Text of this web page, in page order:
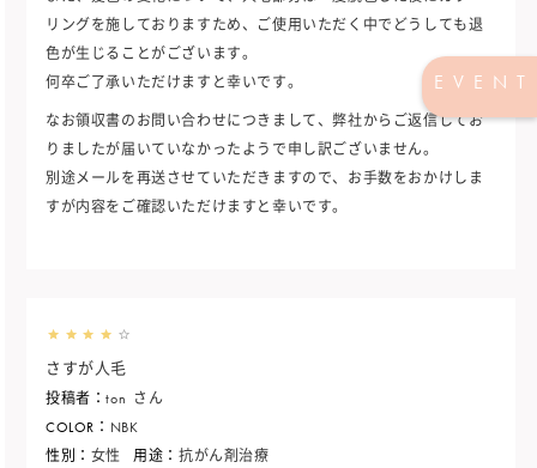
EVENT
リングを施しておりますため、ご使用いただく中でどうしても退
色が生じることがございます。
何卒ご了承いただけますと幸いです。
なお領収書のお問い合わせにつきまして、弊社からご返信してお
りましたが届いていなかったようで申し訳ございません。
別途メールを再送させていただきますので、お手数をおかけしま
すが内容をご確認いただけますと幸いです。
さすが人毛
投稿者：ton さん
COLOR： NBK
性別： 女性 用途： 抗がん剤治療